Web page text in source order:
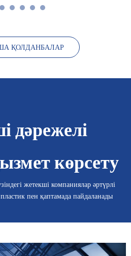
ҚОЛДАНБАЛАР
дәрежелі
көрсету
жетекші компаниялар әртүрлі
пен қаптамада пайдаланады.